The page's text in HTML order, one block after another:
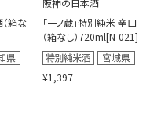
箱な
「一ノ蔵」特別純米 辛口
（箱なし）720ml[N-021]
¥1,397